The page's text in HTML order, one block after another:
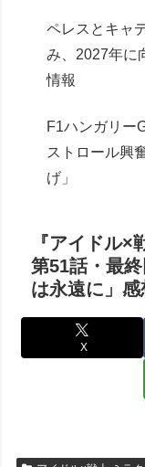
ペレスとキャ
み、2027年に
情報
F1ハンガリー
ストロール興
げ」
『アイドル×
第51話・最
は永遠に」
X